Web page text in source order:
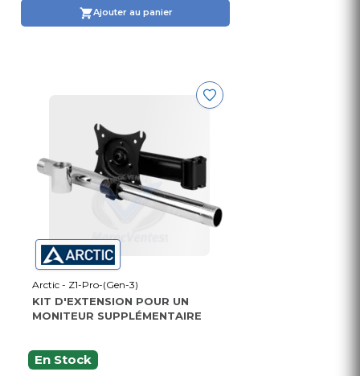
Ajouter au panier
Arctic - Z1-Pro-(Gen-3)
KIT D'EXTENSION POUR UN
MONITEUR SUPPLÉMENTAIRE
En Stock